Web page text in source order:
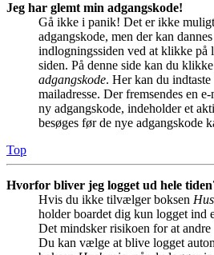
Jeg har glemt min adgangskode!
Gå ikke i panik! Det er ikke
adgangskode, men der kan
indlogningssiden ved at klikke på
siden. På denne side kan du
adgangskode. Her kan du
mailadresse. Der fremsendes en
ny adgangskode, indeholder et
besøges før de nye adgangskode
Top
Hvorfor bliver jeg logget ud hele
Hvis du ikke tilvælger boksen
holder boardet dig kun logget ind
Det mindsker risikoen for at
Du kan vælge at blive logget